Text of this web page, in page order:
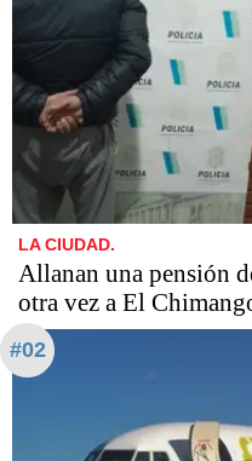
LA CIUDAD.
Allanan una pensión
otra vez a El
#02